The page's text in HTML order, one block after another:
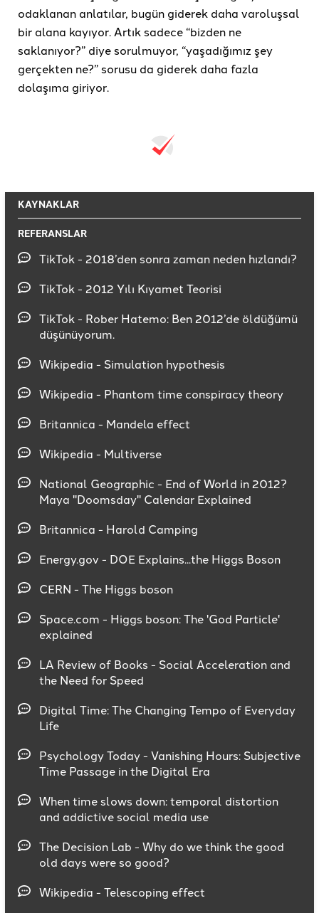
odaklanan anlatılar, bugün giderek daha varoluşsal
bir alana kayıyor. Artık sadece “bizden ne
saklanıyor?” diye sorulmuyor, “yaşadığımız şey
gerçekten ne?” sorusu da giderek daha fazla
dolaşıma giriyor.
KAYNAKLAR
REFERANSLAR
TikTok - 2018’den sonra zaman neden hızlandı?
TikTok - 2012 Yılı Kıyamet Teorisi
TikTok - Rober Hatemo: Ben 2012’de öldüğümü
düşünüyorum.
Wikipedia - Simulation hypothesis
Wikipedia - Phantom time conspiracy theory
Britannica - Mandela effect
Wikipedia - Multiverse
National Geographic - End of World in 2012?
Maya "Doomsday" Calendar Explained
Britannica - Harold Camping
Energy.gov - ​​DOE Explains...the Higgs Boson
CERN - The Higgs boson
Space.com - Higgs boson: The 'God Particle'
explained
LA Review of Books - Social Acceleration and
the Need for Speed
Digital Time: The Changing Tempo of Everyday
Life
Psychology Today - Vanishing Hours: Subjective
Time Passage in the Digital Era
When time slows down: temporal distortion
and addictive social media use
The Decision Lab - Why do we think the good
old days were so good?
Wikipedia - Telescoping effect